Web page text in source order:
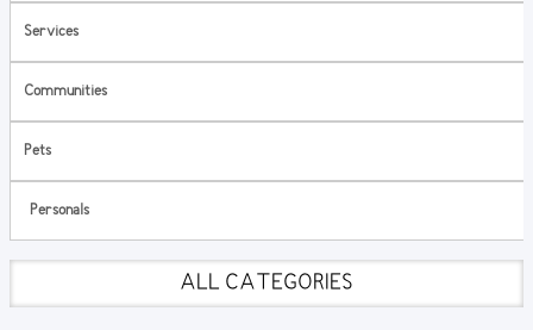
Services
Communities
Pets
Personals
ALL CATEGORIES